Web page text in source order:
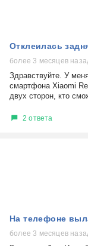
Отклеилась
более 3 месяцев
Здравствуйте. У
смартфона Xiaomi
двух сторон, кто
2 ответа
На телефоне
более 3 месяцев